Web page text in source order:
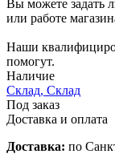
Вы можете задать
или работе
Наши
помогут.
Наличие
Склад, Склад
Под заказ
Доставка и оплата
Доставка: по